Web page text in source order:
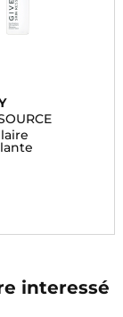
interessé